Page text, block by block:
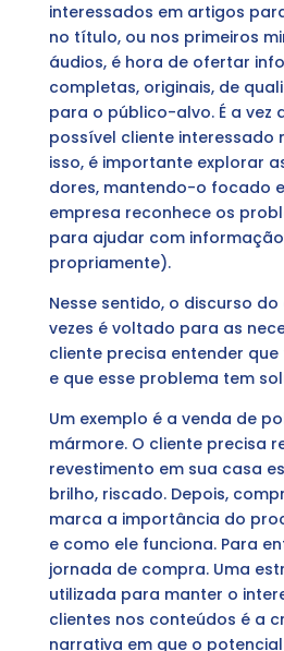
interessados em artigos
no título, ou nos primeiros
áudios, é hora de ofertar
completas, originais, de
para o público-alvo. É a vez
possível cliente interessado
isso, é importante explorar
dores, mantendo-o focado
empresa reconhece os
para ajudar com
propriamente).
Nesse sentido, o discurso
vezes é voltado para as
cliente precisa entender
e que esse problema tem
Um exemplo é a venda de
mármore. O cliente precisa
revestimento em sua casa
brilho, riscado. Depois,
marca a importância do
e como ele funciona. Para
jornada de compra. Uma
utilizada para manter o
clientes nos conteúdos é a
narrativa em que o